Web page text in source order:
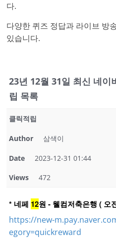
다.
다양한 퀴즈 정답과 라이브 방
있습니다.
23년 12월 31일 최신 네이
립 목록
클릭적립
Author 삼색이
Date 2023-12-31 01:44
Views 472
* 네페 12원 - 웰컴저축은행 ( 오
https://new-
egory=quickreward